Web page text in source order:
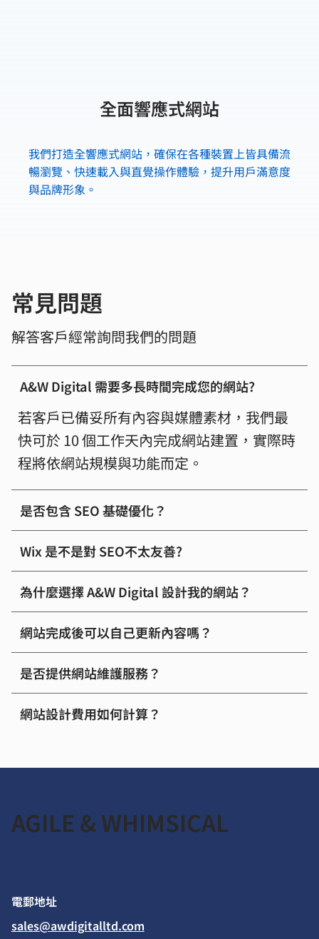
全面響應式網站
我們打造全響應式網站，確保在各種裝置上皆具備流
暢瀏覽、快速載入與直覺操作體驗，提升用戶滿意度
與品牌形象。
​常見問題
解答客戶經常詢問我們的問題
A&W Digital 需要多長時間完成您的網站?
若客戶已備妥所有內容與媒體素材，我們最
快可於 10 個工作天內完成網站建置，實際時
程將依網站規模與功能而定。
是否包含 SEO 基礎優化？
Wix 是不是對 SEO不太友善?
為什麼選擇 A&W Digital 設計我的網站？
網站完成後可以自己更新內容嗎？
是否提供網站維護服務？
網站設計費用如何計算？
​電郵地址
sales@awdigitalltd.com
AGILE & WHIMSICAL